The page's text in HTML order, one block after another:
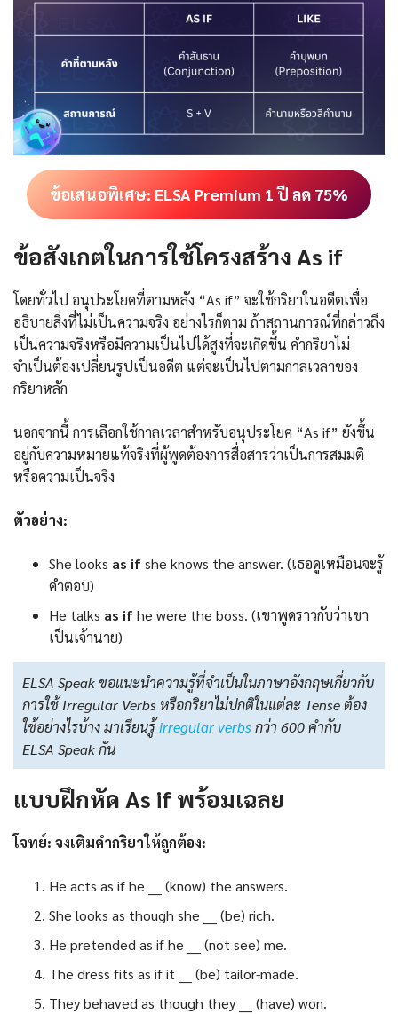
ข้อเสนอพิเศษ: ELSA Premium 1 ปี ลด 75%
ข้อสังเกตในการใช้โครงสร้าง As if
โดยทั่วไป อนุประโยคที่ตามหลัง “As if” จะใช้กริยาในอดีตเพื่อ
อธิบายสิ่งที่ไม่เป็นความจริง อย่างไรก็ตาม ถ้าสถานการณ์ที่กล่าวถึง
เป็นความจริงหรือมีความเป็นไปได้สูงที่จะเกิดขึ้น คำกริยาไม่
จำเป็นต้องเปลี่ยนรูปเป็นอดีต แต่จะเป็นไปตามกาลเวลาของ
กริยาหลัก
นอกจากนี้ การเลือกใช้กาลเวลาสำหรับอนุประโยค “As if” ยังขึ้น
อยู่กับความหมายแท้จริงที่ผู้พูดต้องการสื่อสารว่าเป็นการสมมติ
หรือความเป็นจริง
ตัวอย่าง:
She looks as ifshe knows the answer. (เธอดูเหมือนจะรู้
คำตอบ)
He talks as ifhe were the boss. (เขาพูดราวกับว่าเขา
เป็นเจ้านาย)
ELSA Speak ขอแนะนำความรู้ที่จำเป็นในภาษาอังกฤษเกี่ยวกับ
การใช้ Irregular Verbs หรือกริยาไม่ปกติในแต่ละ Tense ต้อง
ใช้อย่างไรบ้าง มาเรียนรู้irregular verbs กว่า 600 คำกับ
ELSA Speak กัน
แบบฝึกหัด As if พร้อมเฉลย
โจทย์: จงเติมคำกริยาให้ถูกต้อง:
He acts as if he ___ (know) the answers.
She looks as though she ___ (be) rich.
He pretended as if he ___ (not see) me.
The dress fits as if it ___ (be) tailor-made.
They behaved as though they ___ (have) won.